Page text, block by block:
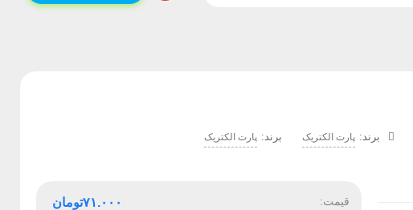
پارت الکتریک برند: پارت الکتریک
قیمت:
تومان۷۱.۰۰۰